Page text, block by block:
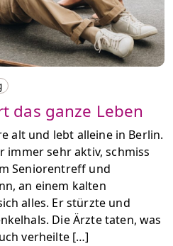
das ganze Leben
alt und lebt alleine in Berlin.
immer sehr aktiv, schmiss
Seniorentreff und
an einem kalten
alles. Er stürzte und
Die Ärzte taten, was
verheilte […]